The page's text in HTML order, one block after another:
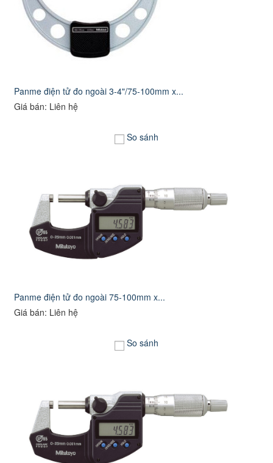
Panme điện tử đo ngoài 3-4"/75-100mm x...
Giá bán: Liên hệ
So sánh
Panme điện tử đo ngoài 75-100mm x...
Giá bán: Liên hệ
So sánh